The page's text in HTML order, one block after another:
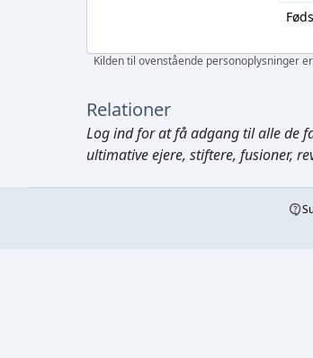
Kilden til ovenstående personoplysninger
Relationer
Log indfor at få adgang til alle de
ultimative ejere, stiftere, fusioner,